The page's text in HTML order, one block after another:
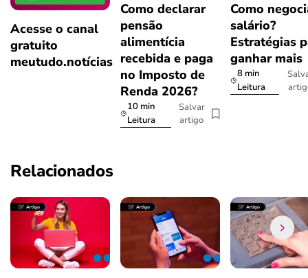
Acesse o canal
gratuito
meutudo.notícias
Como declarar
pensão
alimentícia
recebida e paga
no Imposto de
Renda 2026?
10 min
Leitura
Salvar
artigo
Como
salário?
Estratégias
ganhar mais
8 min
Leitura
Relacionados